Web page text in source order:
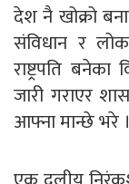
देश नै खोक्रो
संविधान र
राष्ट्रपति
जारी गराएर
आफ्ना मान्छे भरे